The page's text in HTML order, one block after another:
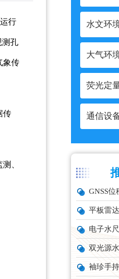
水文环
大气环
荧光定
通信设
行
测孔
象传
传
、